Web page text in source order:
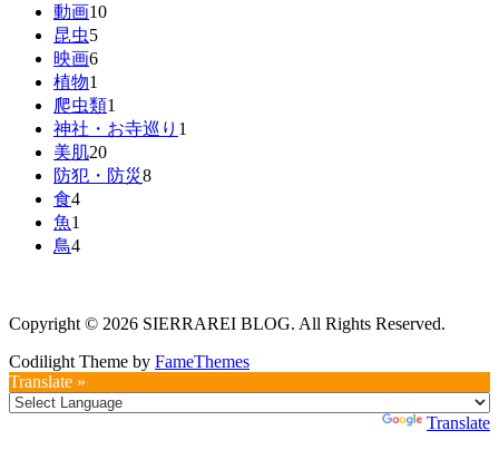
動画10
昆虫5
映画6
植物1
爬虫類1
神社・お寺巡り 1
美肌20
防犯・防災8
食4
魚1
鳥4
Copyright © 2026 SIERRAREI BLOG. All Rights Reserved.
Codilight Theme by FameThemes
Translate »
Translate